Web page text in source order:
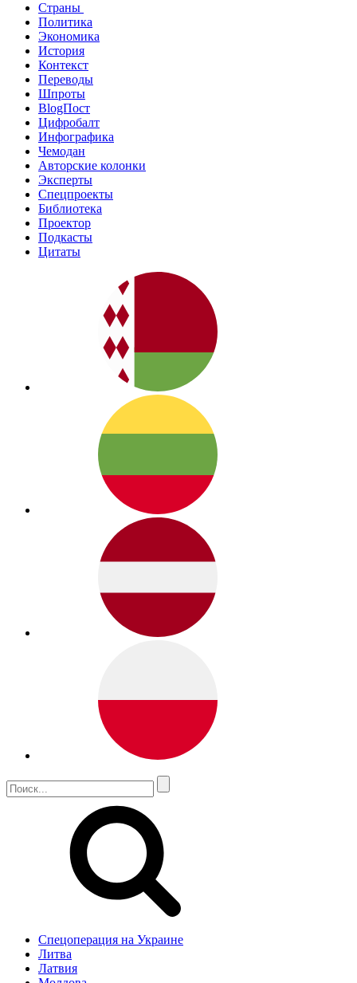
Страны
Политика
Экономика
История
Контекст
Переводы
Шпроты
BlogПост
Цифробалт
Инфографика
Чемодан
Авторские колонки
Эксперты
Спецпроекты
Библиотека
Проектор
Подкасты
Цитаты
Спецоперация на Украине
Литва
Латвия